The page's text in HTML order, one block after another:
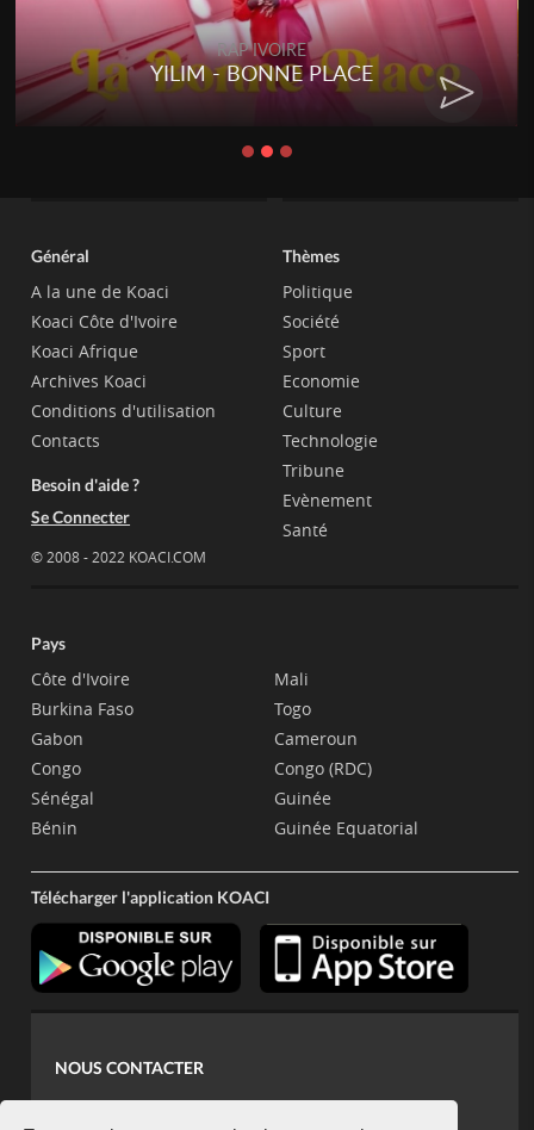
RAP IVOIRE
YILIM - BONNE PLACE
Général
A la une de Koaci
Koaci Côte d'Ivoire
Koaci Afrique
Archives Koaci
Conditions d'utilisation
Contacts
Besoin d'aide ?
Se Connecter
© 2008 - 2022 KOACI.COM
Thèmes
Politique
Société
Sport
Economie
Culture
Technologie
Tribune
Evènement
Santé
Pays
Côte d'Ivoire
Burkina Faso
Gabon
Congo
Sénégal
Bénin
Mali
Togo
Cameroun
Congo (RDC)
Guinée
Guinée Equatorial
Télécharger l'application KOACI
NOUS CONTACTER